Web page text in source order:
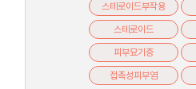
스테로이드부작용
스테로이드
피부묘기증
접촉성피부염